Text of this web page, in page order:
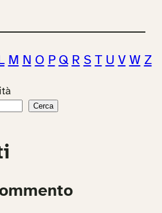
M N O P Q R S T U V W Z
Cerca